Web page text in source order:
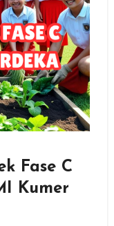
Fase C
Kumer